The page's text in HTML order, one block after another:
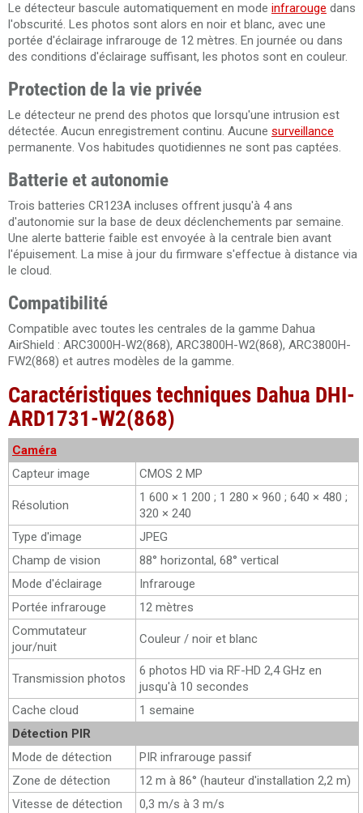
Le détecteur bascule automatiquement en mode infrarouge dans
l'obscurité. Les photos sont alors en noir et blanc, avec une
portée d'éclairage infrarouge de 12 mètres. En journée ou dans
des conditions d'éclairage suffisant, les photos sont en couleur.
Protection de la vie privée
Le détecteur ne prend des photos que lorsqu'une intrusion est
détectée. Aucun enregistrement continu. Aucune surveillance
permanente. Vos habitudes quotidiennes ne sont pas captées.
Batterie et autonomie
Trois batteries CR123A incluses offrent jusqu'à 4 ans
d'autonomie sur la base de deux déclenchements par semaine.
Une alerte batterie faible est envoyée à la centrale bien avant
l'épuisement. La mise à jour du firmware s'effectue à distance via
le cloud.
Compatibilité
Compatible avec toutes les centrales de la gamme Dahua
AirShield : ARC3000H-W2(868), ARC3800H-W2(868), ARC3800H-
FW2(868) et autres modèles de la gamme.
Caractéristiques techniques Dahua DHI-
ARD1731-W2(868)
Caméra
Capteur image
CMOS 2 MP
Résolution
1 600 × 1 200 ; 1 280 × 960 ; 640 × 480 ;
320 × 240
Type d'image
JPEG
Champ de vision
88° horizontal, 68° vertical
Mode d'éclairage
Infrarouge
Portée infrarouge
12 mètres
Commutateur
jour/nuit
Couleur / noir et blanc
Transmission photos
6 photos HD via RF-HD 2,4 GHz en
jusqu'à 10 secondes
Cache cloud
1 semaine
Détection PIR
Mode de détection
PIR infrarouge passif
Zone de détection
12 m à 86° (hauteur d'installation 2,2 m)
Vitesse de détection
0,3 m/s à 3 m/s